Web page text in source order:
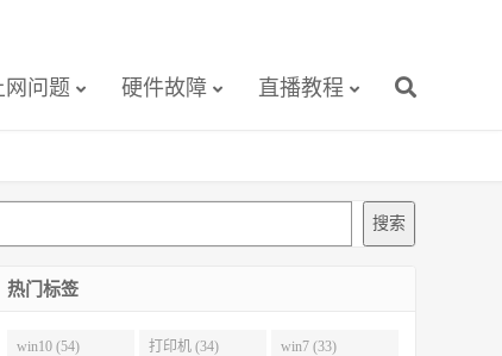
网问题 硬件故障 直播教程
搜索
热门标签
win10 (54) 打印机 (34) win7 (33)